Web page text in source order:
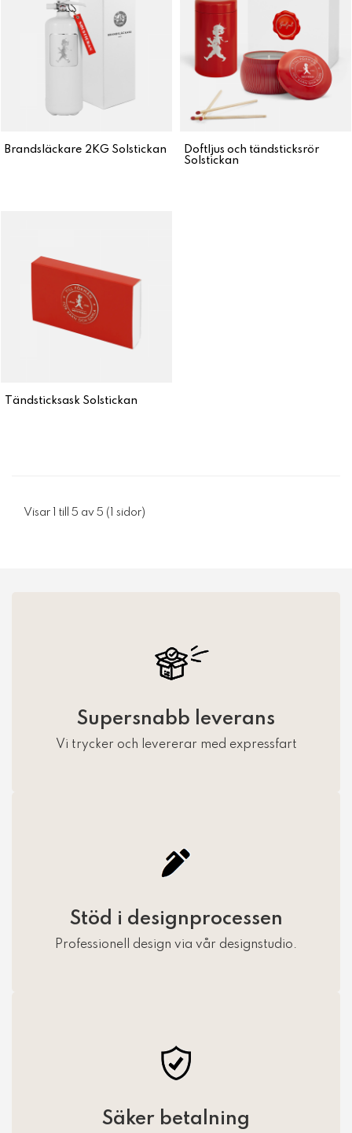
Brandsläckare 2KG Solstickan
Doftljus och tändsticksrör
Solstickan
Tändsticksask Solstickan
Visar 1 till 5 av 5 (1 sidor)
Supersnabb leverans
Vi trycker och levererar med expressfart
Stöd i designprocessen
Professionell design via vår designstudio.
Säker betalning